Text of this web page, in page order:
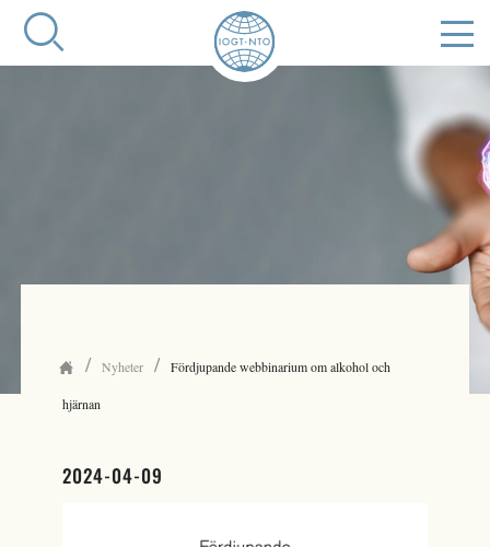
/ Nyheter / Fördjupande webbinarium om alkohol och
hjärnan
2024-04-09